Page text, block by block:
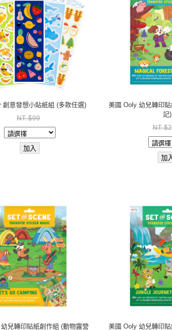
創意發想小貼紙組 (多款任選)
NT.$99
美國 Ooly 幼兒轉印
記)
兒轉印貼紙創作組 (動物露營
美國 Ooly 幼兒轉印